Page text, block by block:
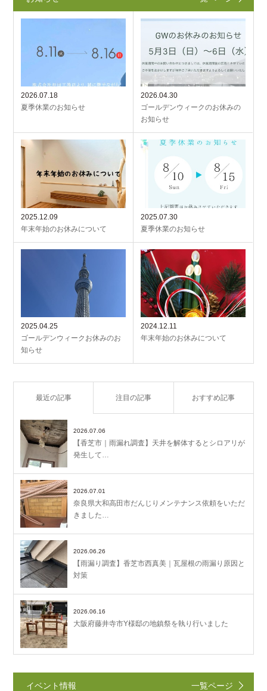
2026.07.18
夏季休業のお知らせ
2026.04.30
ゴールデンウィークのお休みの
お知らせ
2025.12.09
年末年始のお休みについて
2025.07.30
夏季休業のお知らせ
2025.04.25
ゴールデンウィークお休みのお
知らせ
2024.12.11
年末年始のお休みについて
最近の記事 注目の記事 おすすめ記事
2026.07.06
【香芝市｜雨漏れ調査】天井を解体するとシロアリが
発生して…
2026.07.01
奈良県大和高田市だんじりメンテナンス依頼をいただ
きました…
2026.06.26
【雨漏り調査】香芝市西真美｜瓦屋根の雨漏り原因と
対策
2026.06.16
大阪府藤井寺市Y様邸の地鎮祭を執り行いました
イベント情報 一覧ページ